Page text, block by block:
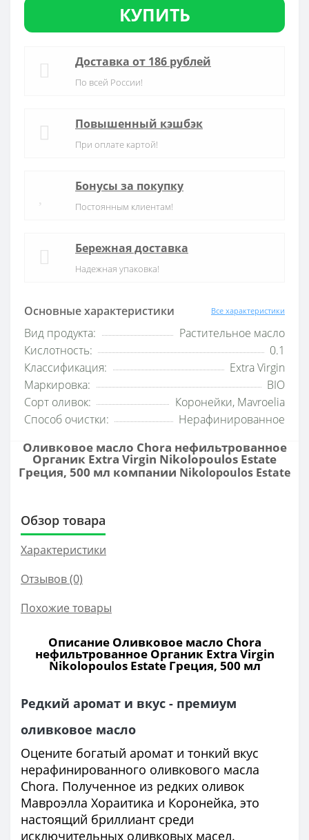
Основные характеристики Все характеристики
Вид продукта:
Растительное масло
Кислотность:
0.1
Классификация:
Extra Virgin
Маркировка:
BIO
Сорт оливок:
Коронейки, Mavroelia
Способ очистки:
Нерафинированное
КУПИТЬ
Доставка от 186 рублей
По всей России!
Повышенный кэшбэк
При оплате картой!
Бонусы за покупку
Постоянным клиентам!
Бережная доставка
Надежная упаковка!
Оливковое масло Chora нефильтрованное
Органик Extra Virgin Nikolopoulos Estate
Греция, 500 мл компании Nikolopoulos Estate
Обзор товара
Характеристики
Отзывов (0)
Похожие товары
Описание Оливковое масло Chora
нефильтрованное Органик Extra Virgin
Nikolopoulos Estate Греция, 500 мл
Редкий аромат и вкус - премиум
оливковое масло
Оцените богатый аромат и тонкий вкус
нерафинированного оливкового масла
Chora. Полученное из редких оливок
Мавроэлла Хораитика и Коронейка, это
настоящий бриллиант среди
исключительных оливковых масел.